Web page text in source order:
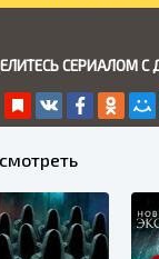
СЕРИАЛОМ С